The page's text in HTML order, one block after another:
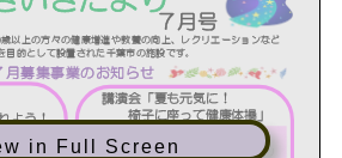
in Full Screen